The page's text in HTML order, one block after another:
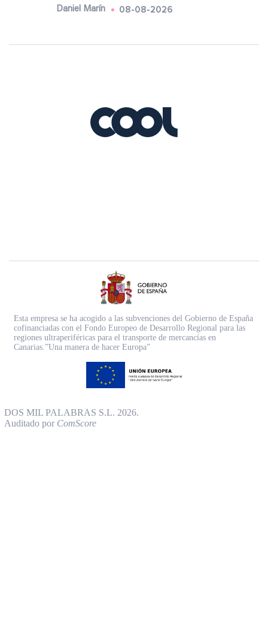
Daniel Marín 08-08-2026
Esta empresa se ha acogido a las subvenciones del Gobierno de España
cofinanciadas con el Fondo Europeo de Desarrollo Regional para las
regiones ultraperiféricas para el transporte de mercancías en
Canarias.”Una manera de hacer Europa”
DOS MIL PALABRAS S.L. 2026.
Auditado por ComScore